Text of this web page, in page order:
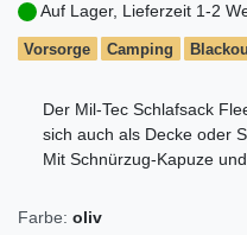
Auf Lager, Lieferzeit 1-2
Vorsorge Camping
Der Mil-Tec Schlafsack
sich auch als Decke oder
Mit Schnürzug-Kapuze
Farbe: oliv